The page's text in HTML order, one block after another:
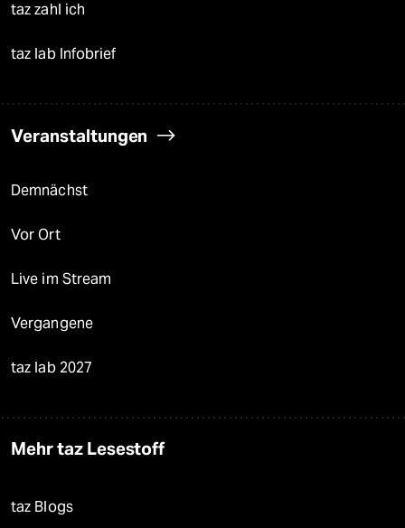
taz zahl ich
taz lab Infobrief
Veranstaltungen
Demnächst
Vor Ort
Live im Stream
Vergangene
taz lab 2027
Mehr taz Lesestoff
taz Blogs